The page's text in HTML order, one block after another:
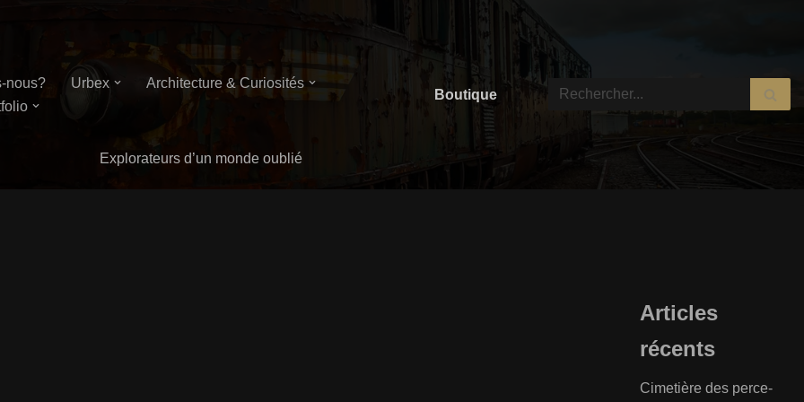
nous? Urbex
Architecture & Curiosités
Boutique
Explorateurs d’un monde oublié
Articles
récents
Cimetière des perce-